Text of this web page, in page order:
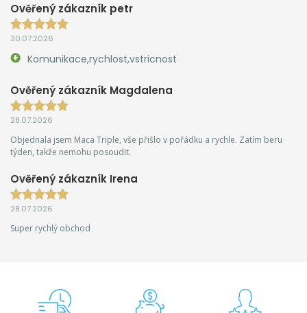
Ověřený zákazník petr
30.07.2026
Komunikace,rychlost,vstricnost
Ověřený zákazník Magdalena
28.07.2026
Objednala jsem Maca Triple, vše přišlo v pořádku a rychle. Zatím beru
týden, takže nemohu posoudit.
Ověřený zákazník Irena
28.07.2026
Super rychlý obchod